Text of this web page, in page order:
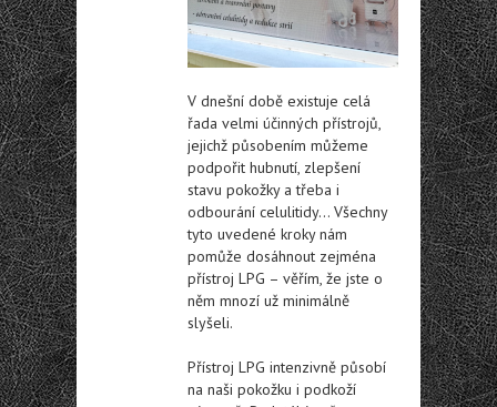
V dnešní době existuje celá
řada velmi účinných přístrojů,
jejichž působením můžeme
podpořit hubnutí, zlepšení
stavu pokožky a třeba i
odbourání celulitidy… Všechny
tyto uvedené kroky nám
pomůže dosáhnout zejména
přístroj LPG – věřím, že jste o
něm mnozí už minimálně
slyšeli.
Přístroj LPG intenzivně působí
na naši pokožku i podkoží